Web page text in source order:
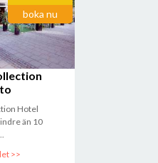
boka nu
Hotel
än 10
>>